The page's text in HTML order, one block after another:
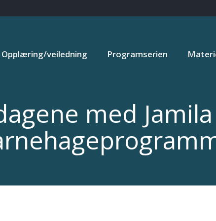
Opplæring/veiledning Programserien
med